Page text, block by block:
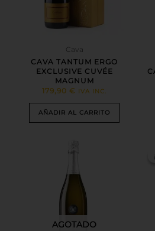
Cava
CAVA TANTUM ERGO
EXCLUSIVE CUVÉE
MAGNUM
179,90€ IVA INC.
AÑADIR AL CARRITO
AGOTADO